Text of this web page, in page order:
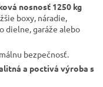
nosnosť 1250 kg
boxy, náradie,
dielne, garáže alebo
bezpečnosť.
a poctivá výroba s